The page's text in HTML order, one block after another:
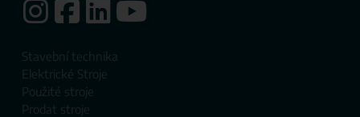
Stavební technika
Elektrické Stroje
Použité stroje
Prodat ​stroje